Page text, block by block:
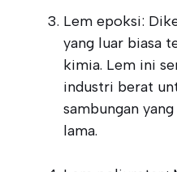
Lem epoksi:
yang luar biasa
kimia. Lem ini
industri berat
sambungan
lama.